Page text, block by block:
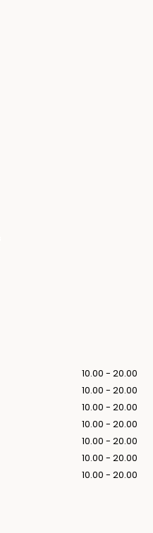
10.00 - 20.00
10.00 - 20.00
10.00 - 20.00
10.00 - 20.00
10.00 - 20.00
10.00 - 20.00
10.00 - 20.00